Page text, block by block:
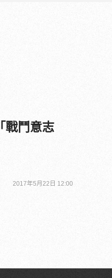
戰鬥意志
2017年5月22日 12:00